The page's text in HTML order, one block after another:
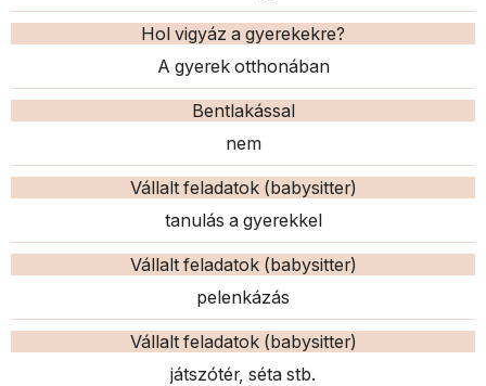
Hol vigyáz a gyerekekre?
A gyerek otthonában
Bentlakással
nem
Vállalt feladatok (babysitter)
tanulás a gyerekkel
Vállalt feladatok (babysitter)
pelenkázás
Vállalt feladatok (babysitter)
játszótér, séta stb.